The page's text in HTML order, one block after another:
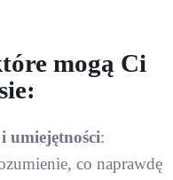
mogą Ci
umiejętności:
co naprawdę